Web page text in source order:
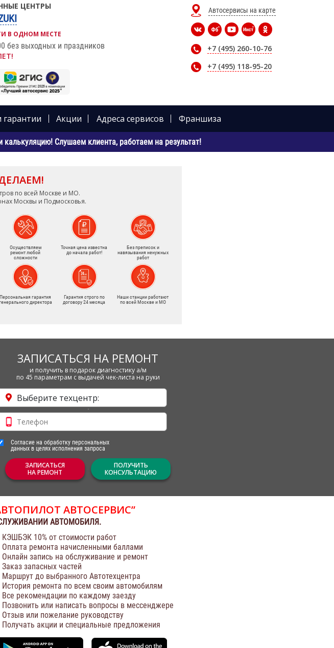
ЦЕНТРЫ
В ОДНОМ МЕСТЕ
без выходных и праздников
Автосервисы на карте
+7 (495) 260-10-76
+7 (495) 118-95-20
Акции Адреса сервисов Франшиза
Слушаем клиента, работаем на результат!
по всей Москве и МО.
Москвы и Подмосковья.
Осуществляем
ремонт любой
сложности
Точная цена известна
до начала работ!
Без преписок и
навязывания ненужных
работ
Персональная гарантия
директора
Гарантия строго по
договору 24 месяца
Наши станции работают
по всей Москве и МО
ЗАПИСАТЬСЯ НА РЕМОНТ
и получить в подарок диагностику а/м
по 45 параметрам с выдачей чек-листа на руки
Выберите техцентр:
Согласие на обработку персональных
данных в целях исполнения запроса
ЗАПИСАТЬСЯ
НА РЕМОНТ
ПОЛУЧИТЬ
КОНСУЛЬТАЦИЮ
АВТОСЕРВИС”
АВТОМОБИЛЯ.
КЭШБЭК 10% от стоимости работ
Оплата ремонта начисленными баллами
Онлайн запись на обслуживание и ремонт
Заказ запасных частей
Маршрут до выбранного Автотехцентра
История ремонта по всем своим автомобилям
Все рекомендации по каждому заезду
Позвонить или написать вопросы в мессенджере
Отзыв или пожелание руководству
Получать акции и специальные предложения